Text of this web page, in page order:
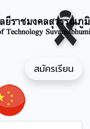
สมัครเรียน